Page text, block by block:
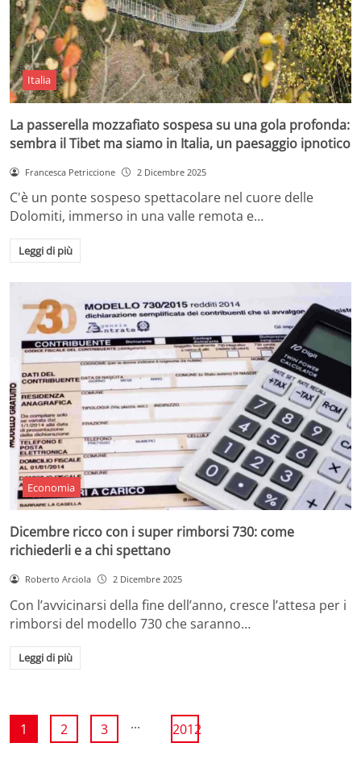
Italia
La passerella mozzafiato sospesa su una gola profonda:
sembra il Tibet ma siamo in Italia, un paesaggio ipnotico
Francesca Petriccione 2 Dicembre 2025
C'è un ponte sospeso spettacolare nel cuore delle
Dolomiti, immerso in una valle remota e…
Leggi di più
Economia
Dicembre ricco con i super rimborsi 730: come
richiederli e a chi spettano
Roberto Arciola 2 Dicembre 2025
Con l’avvicinarsi della fine dell’anno, cresce l’attesa per i
rimborsi del modello 730 che saranno…
Leggi di più
1 2 3 ... 2012